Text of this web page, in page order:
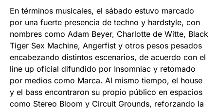
En términos musicales, el sábado estuvo marcado
por una fuerte presencia de techno y hardstyle, con
nombres como Adam Beyer, Charlotte de Witte, Black
Tiger Sex Machine, Angerfist y otros pesos pesados
encabezando distintos escenarios, de acuerdo con el
line up oficial difundido por Insomniac y retomado
por medios como Marca. Al mismo tiempo, el house
y el bass encontraron su propio público en espacios
como Stereo Bloom y Circuit Grounds, reforzando la